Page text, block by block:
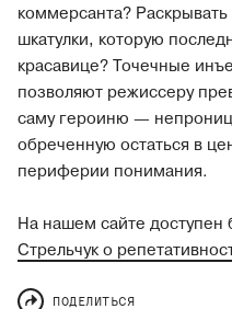
коммерсанта?
шкатулки, которую
красавице? Точечные
позволяют режиссеру
саму героиню —
обреченную остаться в
периферии понимания.
На нашем сайте доступен
Стрельчук о
ПОДЕЛИТЬСЯ